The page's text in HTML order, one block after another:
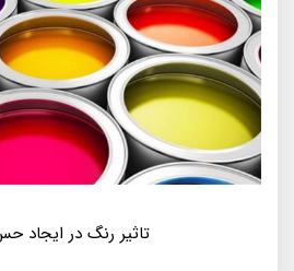
تاثیر رنگ در ایجاد